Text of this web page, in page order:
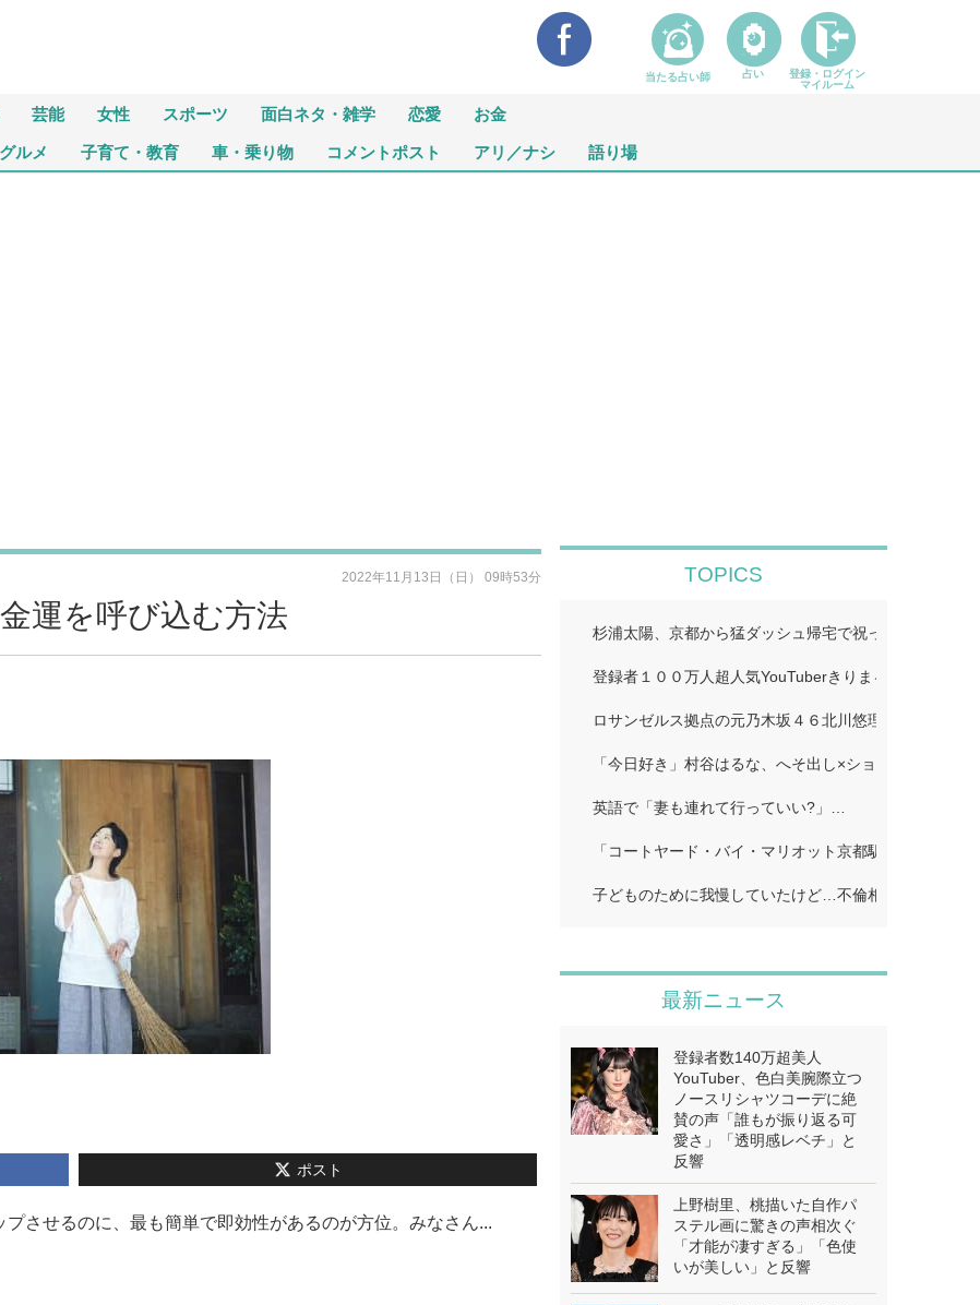
芸能 女性 スポーツ 面白ネタ・雑学 恋愛 お金
グルメ 子育て・教育 車・乗り物 コメントポスト アリ／ナシ 語り場
運を呼び込む方法
2022年11月13日（日） 09時53分
ポスト
させるのに、最も簡単で即効性があるのが方位。みなさん...
TOPICS
杉浦太陽、京都から猛ダッシュ帰宅で祝った夢空ちゃ
登録者１００万人超人気YouTuberきりまる、婚約者と
ロサンゼルス拠点の元乃木坂４６北川悠理、美肌輝く
「今日好き」村谷はるな、へそ出し×ショートパンツ
英語で「妻も連れて行っていい?」…
「コートヤード・バイ・マリオット京都駅」…
子どものために我慢していたけど…不倫相手に「離婚
最新ニュース
登録者数140万超美人
YouTuber、色白美腕際立つ
ノースリシャツコーデに絶
賛の声「誰もが振り返る可
愛さ」「透明感レベチ」と
反響
上野樹里、桃描いた自作パ
ステル画に驚きの声相次ぐ
「才能が凄すぎる」「色使
いが美しい」と反響
当たる占い師 占い
登録・ログイン
マイルーム